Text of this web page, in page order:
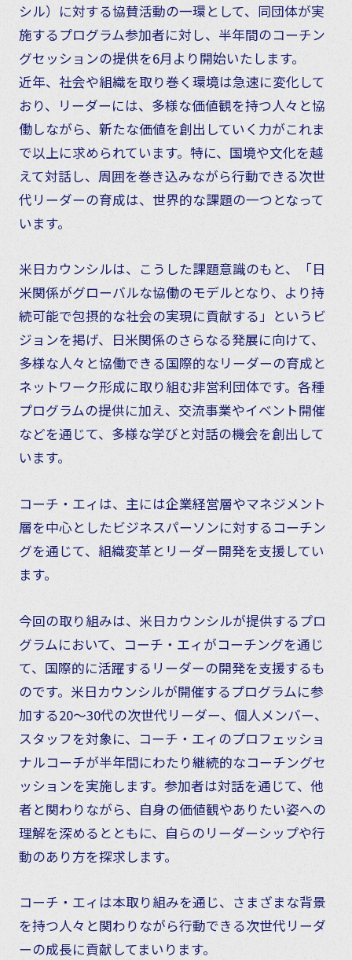
シル）に対する協賛活動の一環として、同団体が実
施するプログラム参加者に対し、半年間のコーチン
グセッションの提供を6月より開始いたします。
近年、社会や組織を取り巻く環境は急速に変化して
おり、リーダーには、多様な価値観を持つ人々と協
働しながら、新たな価値を創出していく力がこれま
で以上に求められています。特に、国境や文化を越
えて対話し、周囲を巻き込みながら行動できる次世
代リーダーの育成は、世界的な課題の一つとなって
います。
米日カウンシルは、こうした課題意識のもと、「日
米関係がグローバルな協働のモデルとなり、より持
続可能で包摂的な社会の実現に貢献する」というビ
ジョンを掲げ、日米関係のさらなる発展に向けて、
多様な人々と協働できる国際的なリーダーの育成と
ネットワーク形成に取り組む非営利団体です。各種
プログラムの提供に加え、交流事業やイベント開催
などを通じて、多様な学びと対話の機会を創出して
います。
コーチ・エィは、主には企業経営層やマネジメント
層を中心としたビジネスパーソンに対するコーチン
グを通じて、組織変革とリーダー開発を支援してい
ます。
今回の取り組みは、米日カウンシルが提供するプロ
グラムにおいて、コーチ・エィがコーチングを通じ
て、国際的に活躍するリーダーの開発を支援するも
のです。米日カウンシルが開催するプログラムに参
加する20〜30代の次世代リーダー、個人メンバー、
スタッフを対象に、コーチ・エィのプロフェッショ
ナルコーチが半年間にわたり継続的なコーチングセ
ッションを実施します。参加者は対話を通じて、他
者と関わりながら、自身の価値観やありたい姿への
理解を深めるとともに、自らのリーダーシップや行
動のあり方を探求します。
コーチ・エィは本取り組みを通じ、さまざまな背景
を持つ人々と関わりながら行動できる次世代リーダ
ーの成長に貢献してまいります。